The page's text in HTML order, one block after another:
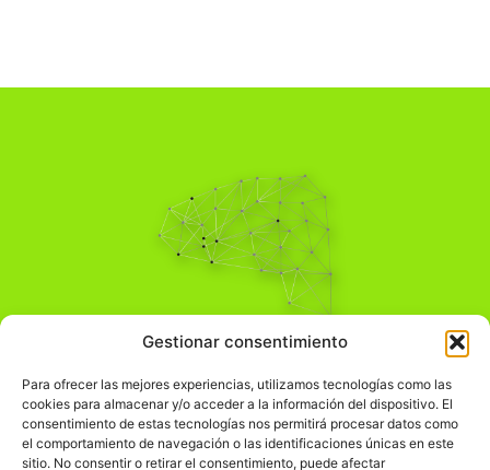
Gestionar consentimiento
Para ofrecer las mejores experiencias, utilizamos tecnologías como las
cookies para almacenar y/o acceder a la información del dispositivo. El
consentimiento de estas tecnologías nos permitirá procesar datos como
el comportamiento de navegación o las identificaciones únicas en este
sitio. No consentir o retirar el consentimiento, puede afectar
Pensamiento Crítico
Comprender el mundo para transformarlo.
Información Legal